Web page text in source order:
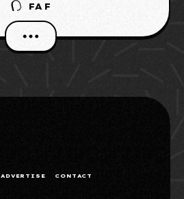
FAF
ADVERTISE CONTACT